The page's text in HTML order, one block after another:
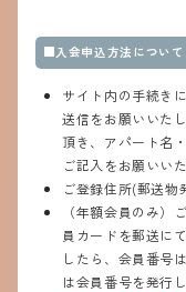
■入会申込方法について
サイト内の手続き
送信をお願いいた
頂き、アパート名
ご記入をお願いい
ご登録住所(郵送物
（年額会員のみ）
員カードを郵送に
したら、会員番号
は会員番号を発行